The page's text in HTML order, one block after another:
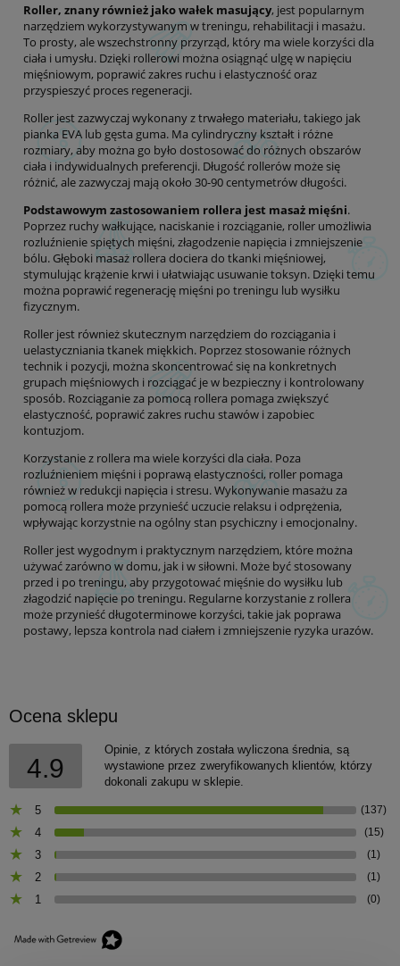
Roller, znany również jako wałek masujący, jest popularnym
narzędziem wykorzystywanym w treningu, rehabilitacji i masażu.
To prosty, ale wszechstronny przyrząd, który ma wiele korzyści dla
ciała i umysłu. Dzięki rollerowi można osiągnąć ulgę w napięciu
mięśniowym, poprawić zakres ruchu i elastyczność oraz
przyspieszyć proces regeneracji.
Roller jest zazwyczaj wykonany z trwałego materiału, takiego jak
pianka EVA lub gęsta guma. Ma cylindryczny kształt i różne
rozmiary, aby można go było dostosować do różnych obszarów
ciała i indywidualnych preferencji. Długość rollerów może się
różnić, ale zazwyczaj mają około 30-90 centymetrów długości.
Podstawowym zastosowaniem rollera jest masaż mięśni.
Poprzez ruchy wałkujące, naciskanie i rozciąganie, roller umożliwia
rozluźnienie spiętych mięśni, złagodzenie napięcia i zmniejszenie
bólu. Głęboki masaż rollera dociera do tkanki mięśniowej,
stymulując krążenie krwi i ułatwiając usuwanie toksyn. Dzięki temu
można poprawić regenerację mięśni po treningu lub wysiłku
fizycznym.
Roller jest również skutecznym narzędziem do rozciągania i
uelastyczniania tkanek miękkich. Poprzez stosowanie różnych
technik i pozycji, można skoncentrować się na konkretnych
grupach mięśniowych i rozciągać je w bezpieczny i kontrolowany
sposób. Rozciąganie za pomocą rollera pomaga zwiększyć
elastyczność, poprawić zakres ruchu stawów i zapobiec
kontuzjom.
Korzystanie z rollera ma wiele korzyści dla ciała. Poza
rozluźnieniem mięśni i poprawą elastyczności, roller pomaga
również w redukcji napięcia i stresu. Wykonywanie masażu za
pomocą rollera może przynieść uczucie relaksu i odprężenia,
wpływając korzystnie na ogólny stan psychiczny i emocjonalny.
Roller jest wygodnym i praktycznym narzędziem, które można
używać zarówno w domu, jak i w siłowni. Może być stosowany
przed i po treningu, aby przygotować mięśnie do wysiłku lub
złagodzić napięcie po treningu. Regularne korzystanie z rollera
może przynieść długoterminowe korzyści, takie jak poprawa
postawy, lepsza kontrola nad ciałem i zmniejszenie ryzyka urazów.
Ocena sklepu
4.9
Opinie, z których została wyliczona średnia, są
wystawione przez zweryfikowanych klientów, którzy
dokonali zakupu w sklepie.
5 (137)
4 (15)
3 (1)
2 (1)
1 (0)